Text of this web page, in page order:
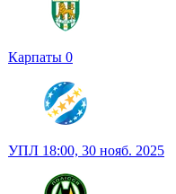
Карпаты 0
УПЛ 18:00, 30 нояб. 2025